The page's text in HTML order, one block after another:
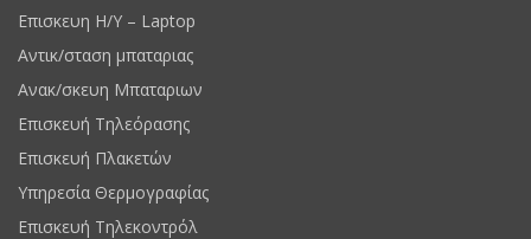
Επισκευη H/Y – Laptop
Αντικ/σταση μπαταριας
Ανακ/σκευη Μπαταριων
Επισκευή Τηλεόρασης
Επισκευή Πλακετών
Υπηρεσία Θερμογραφίας
Επισκευή Τηλεκοντρόλ